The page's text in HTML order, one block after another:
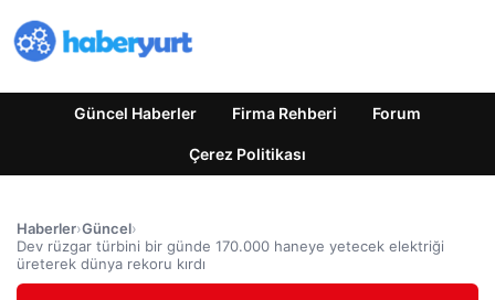
Güncel Haberler Firma Rehberi Forum
Çerez Politikası
Haberler›Güncel›
Dev rüzgar türbini bir günde 170.000 haneye yetecek elektriği
üreterek dünya rekoru kırdı